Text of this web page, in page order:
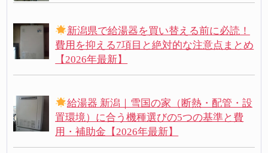
新潟県で給湯器を買い替える前に必読！
費用を抑える7項目と絶対的な注意点まとめ
【2026年最新】
給湯器 新潟｜雪国の家（断熱・配管・設
置環境）に合う機種選びの5つの基準と費
用・補助金【2026年最新】